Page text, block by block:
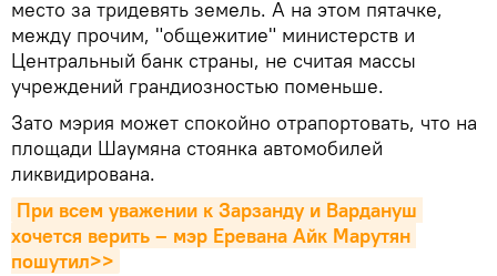
место за тридевять земель. А на этом пятачке,
между прочим, "общежитие" министерств и
Центральный банк страны, не считая массы
учреждений грандиозностью поменьше.
Зато мэрия может спокойно отрапортовать, что на
площади Шаумяна стоянка автомобилей
ликвидирована.
При всем уважении к Зарзанду и Вардануш
хочется верить – мэр Еревана Айк Марутян
пошутил>>